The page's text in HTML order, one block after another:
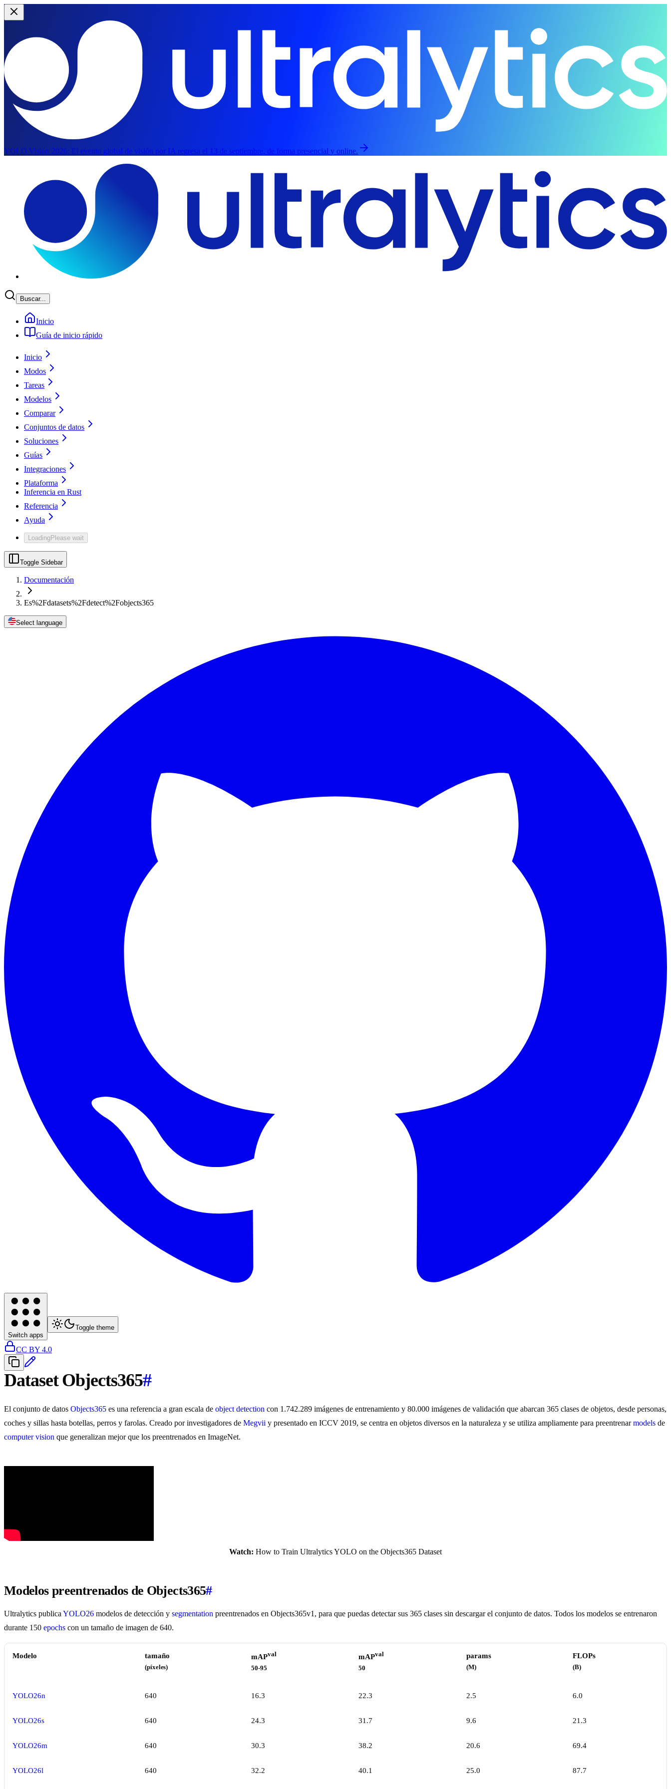
YOLO Vision 2026: El evento global de visión por IA regresa el 13 de septiembre, de forma presencial y online.
Buscar...
Inicio
Guía de inicio rápido
Inicio
Modos
Tareas
Modelos
Comparar
Conjuntos de datos
Soluciones
Guías
Integraciones
Plataforma
Inferencia en Rust
Referencia
Ayuda
LoadingPlease wait
Toggle Sidebar
Documentación
Es%2Fdatasets%2Fdetect%2Fobjects365
Select language
Switch apps
Toggle theme
CC BY 4.0
Dataset Objects365#
El conjunto de datos Objects365 es una referencia a gran escala de object detection con 1.742.289 imágenes de entrenamiento y 80.000 imágenes de validación que abarcan 365 clases de objetos, desde personas,
coches y sillas hasta botellas, perros y farolas. Creado por investigadores de Megvii y presentado en ICCV 2019, se centra en objetos diversos en la naturaleza y se utiliza ampliamente para preentrenarmodels de
computer vision que generalizan mejor que los preentrenados en ImageNet.
Watch: How to Train Ultralytics YOLO on the Objects365 Dataset
Modelos preentrenados de Objects365#
Ultralytics publica YOLO26 modelos de detección y segmentation preentrenados en Objects365v1, para que puedas detectar sus 365 clases sin descargar el conjunto de datos. Todos los modelos se entrenaron
durante 150 epochs con un tamaño de imagen de 640.
Modelo tamaño
(píxeles)
mAPval
50-95
mAPval
50
params
(M)
FLOPs
(B)
YOLO26n 640 16.3 22.3 2.5 6.0
YOLO26s 640 24.3 31.7 9.6 21.3
YOLO26m 640 30.3 38.2 20.6 69.4
YOLO26l 640 32.2 40.1 25.0 87.7